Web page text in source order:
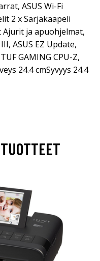
ASUS Wi-Fi
2 x Sarjakaapeli
ja apuohjelmat,
ASUS EZ Update,
GAMING CPU-Z,
24.4 cmSyvyys 24.4